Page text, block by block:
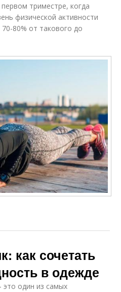
триместре, когда
физической активности
80% от такового до
как сочетать
в одежде
это один из самых